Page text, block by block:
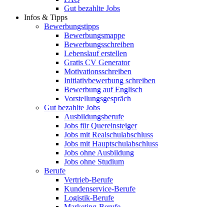
Gut bezahlte Jobs
Infos & Tipps
Bewerbungstipps
Bewerbungsmappe
Bewerbungsschreiben
Lebenslauf erstellen
Gratis CV Generator
Motivationsschreiben
Initiativbewerbung schreiben
Bewerbung auf Englisch
Vorstellungsgespräch
Gut bezahlte Jobs
Ausbildungsberufe
Jobs für Quereinsteiger
Jobs mit Realschulabschluss
Jobs mit Hauptschulabschluss
Jobs ohne Ausbildung
Jobs ohne Studium
Berufe
Vertrieb-Berufe
Kundenservice-Berufe
Logistik-Berufe